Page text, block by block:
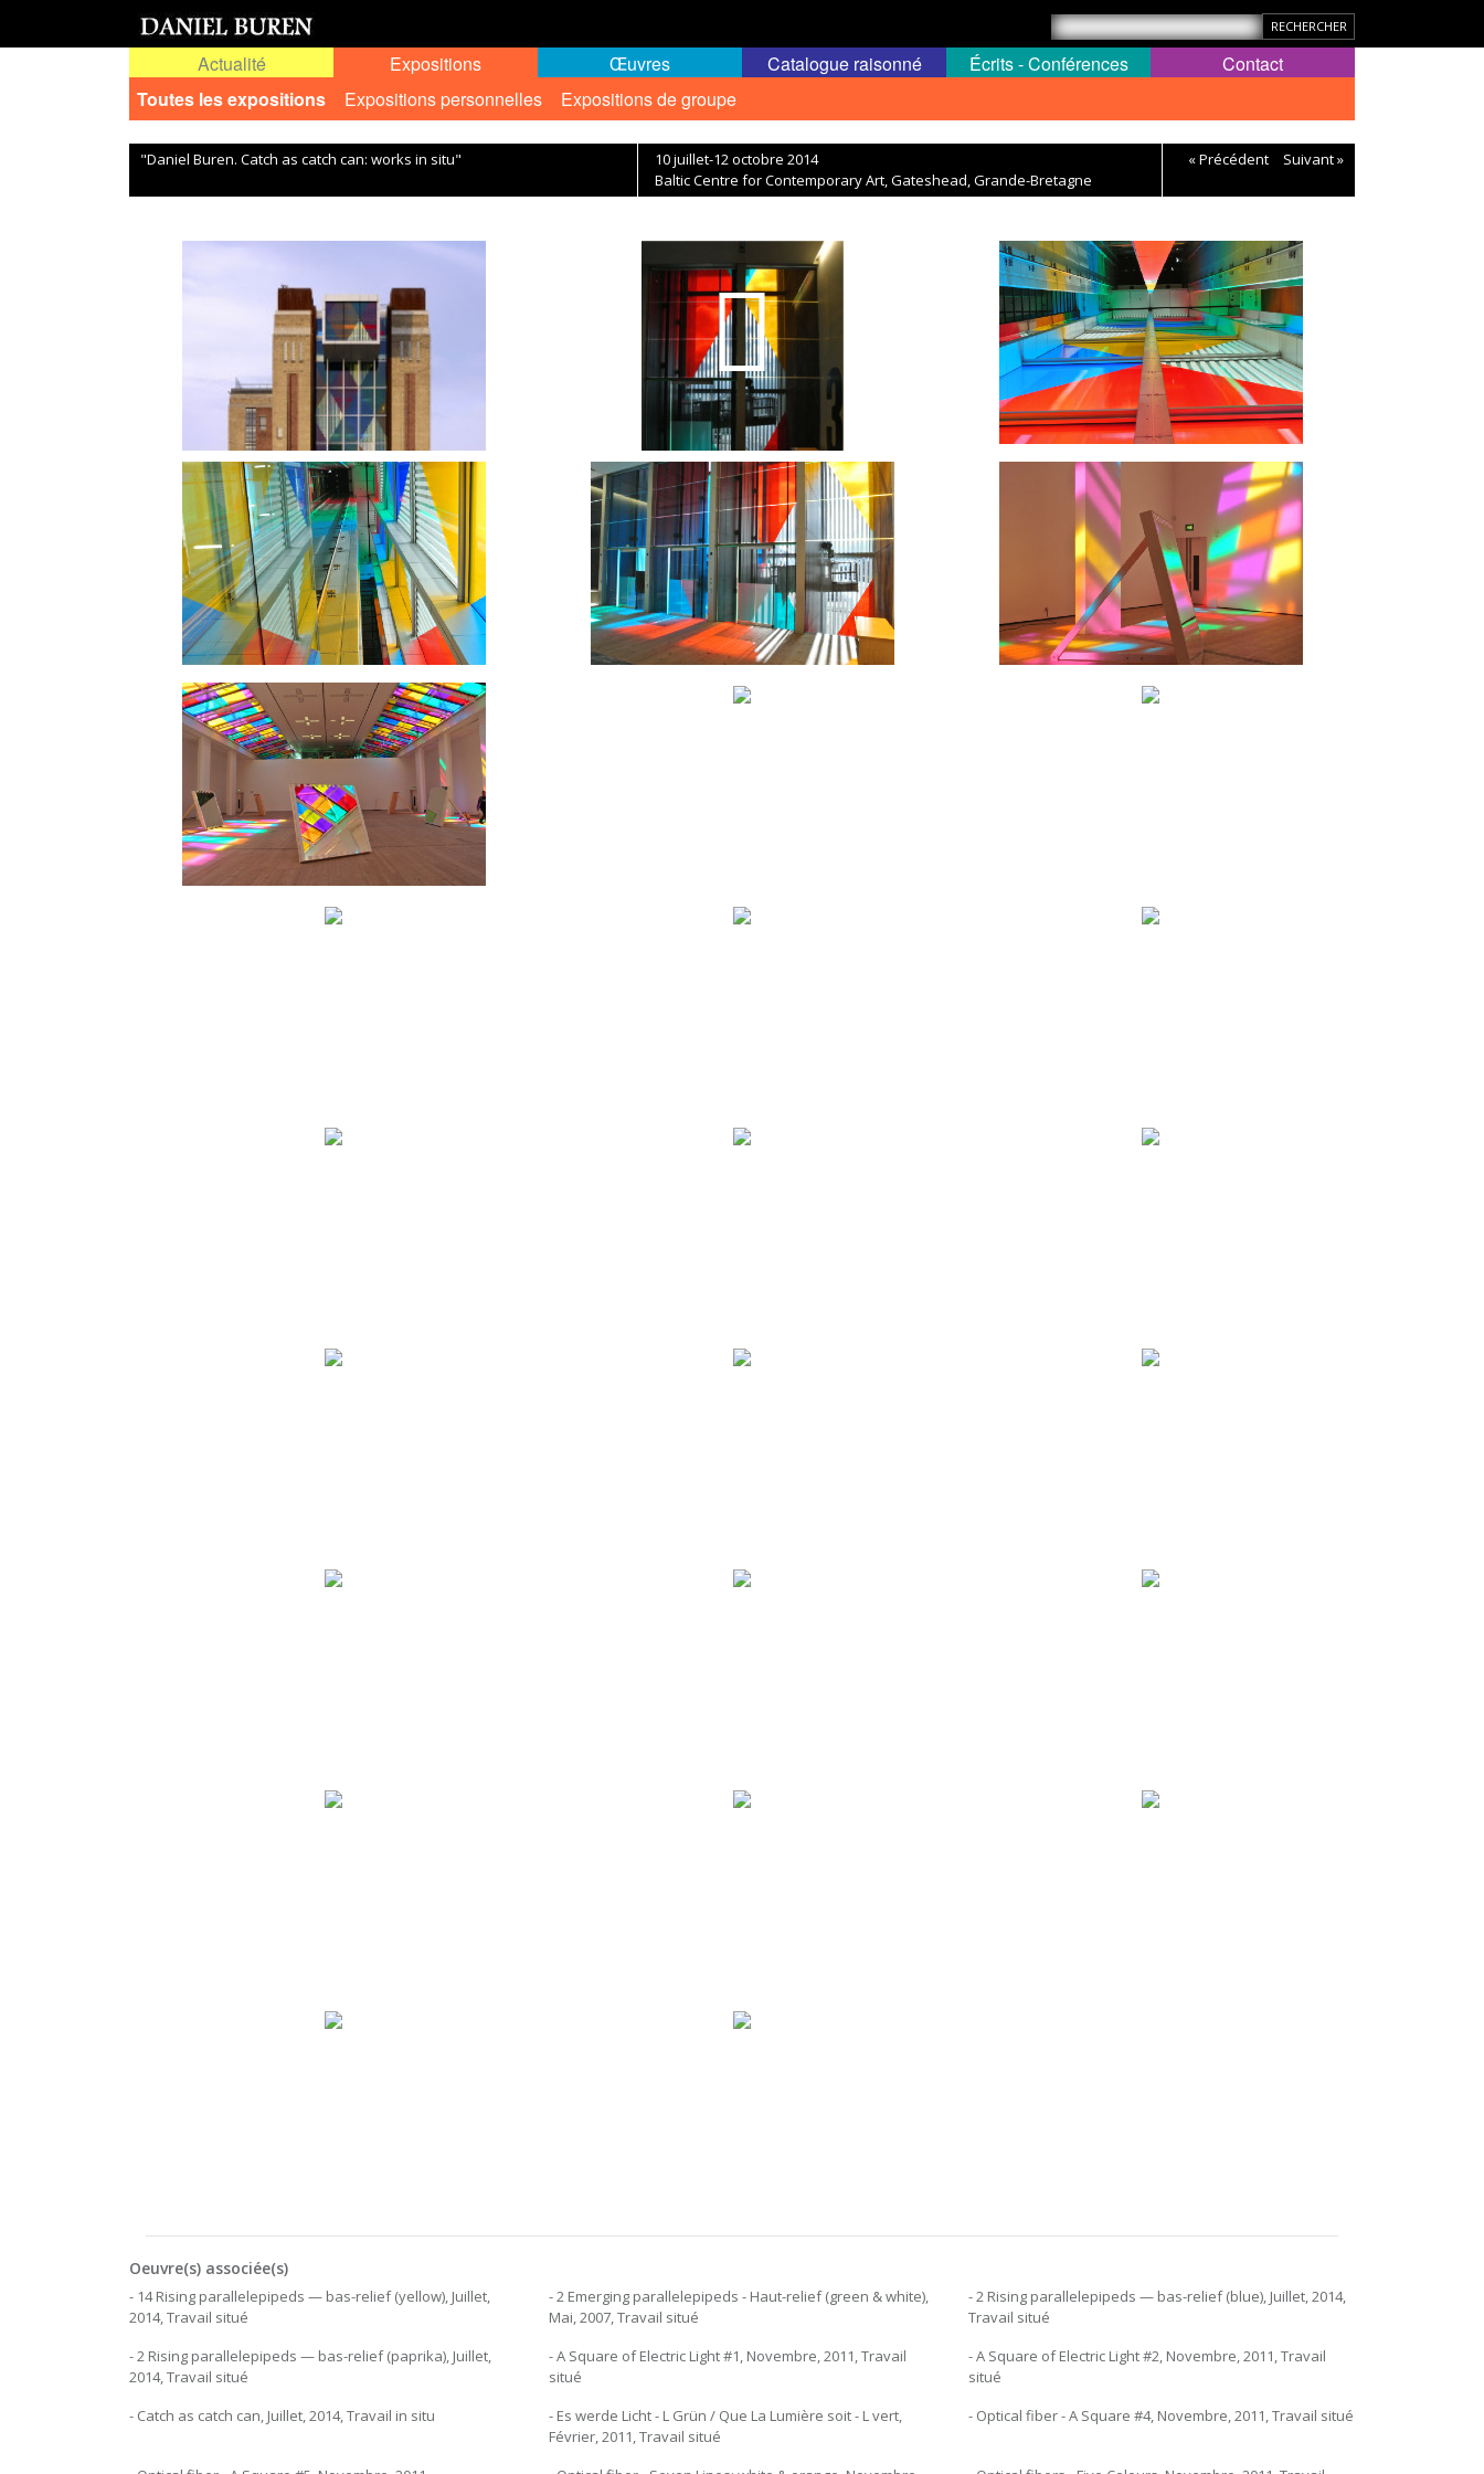
Actualité
Expositions
Toutes les expositions
Expositions personnelles Expositions de groupe
Œuvres Catalogue raisonné Écrits - Conférences Contact
"Daniel Buren. Catch as catch can: works in situ"
10 juillet-12 octobre 2014
Baltic Centre for Contemporary Art, Gateshead, Grande-Bretagne
« Précédent Suivant »
Oeuvre(s) associée(s)
- 14 Rising parallelepipeds — bas-relief (yellow), Juillet,
2014, Travail situé
- 2 Emerging parallelepipeds - Haut-relief (green & white),
Mai, 2007, Travail situé
- 2 Rising parallelepipeds — bas-relief (blue), Juillet, 2014,
Travail situé
- 2 Rising parallelepipeds — bas-relief (paprika), Juillet,
2014, Travail situé
- A Square of Electric Light #1, Novembre, 2011, Travail
situé
- A Square of Electric Light #2, Novembre, 2011, Travail
situé
- Catch as catch can, Juillet, 2014, Travail in situ
- Es werde Licht - L Grün / Que La Lumière soit - L vert,
Février, 2011, Travail situé
- Optical fiber - A Square #4, Novembre, 2011, Travail situé